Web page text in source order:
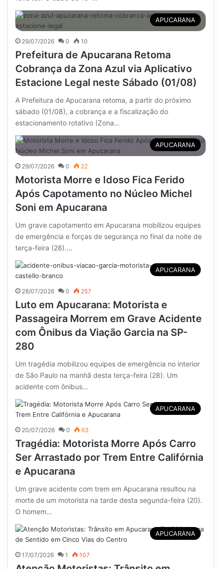
APUCARANA
29/07/2026 0 10
Prefeitura de Apucarana Retoma
Cobrança da Zona Azul via Aplicativo
Estacione Legal neste Sábado (01/08)
A Prefeitura de Apucarana retoma, a partir do próximo
sábado (01/08), a cobrança e a fiscalização do
estacionamento rotativo (Zona…
APUCARANA
29/07/2026 0 22
Motorista Morre e Idoso Fica Ferido
Após Capotamento no Núcleo Michel
Soni em Apucarana
Um grave capotamento em Apucarana mobilizou equipes
de emergência e forças de segurança no final da noite de
terça-feira (28).…
APUCARANA
28/07/2026 0 257
Luto em Apucarana: Motorista e
Passageira Morrem em Grave Acidente
com Ônibus da Viação Garcia na SP-
280
Um tragédia mobilizou equipes de emergência no interior
de São Paulo na manhã desta terça-feira (28). Um
acidente com ônibus…
APUCARANA
20/07/2026 0 63
Tragédia: Motorista Morre Após Carro
Ser Arrastado por Trem Entre Califórnia
e Apucarana
Um grave acidente com trem em Apucarana resultou na
morte de um motorista na tarde desta segunda-feira (20).
O homem…
APUCARANA
17/07/2026 1 107